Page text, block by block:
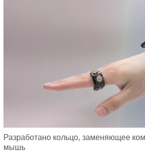
Разработано кольцо, заменяющее
мышь